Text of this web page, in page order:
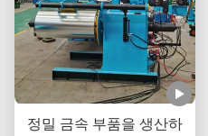
정밀 금속 부품을 생산하